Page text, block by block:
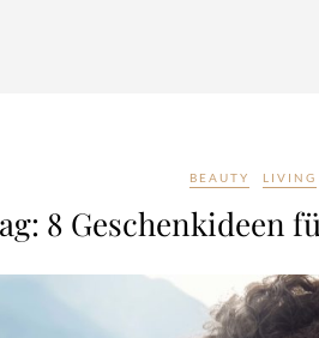
BEAUTY LIVING
8 Geschenkideen